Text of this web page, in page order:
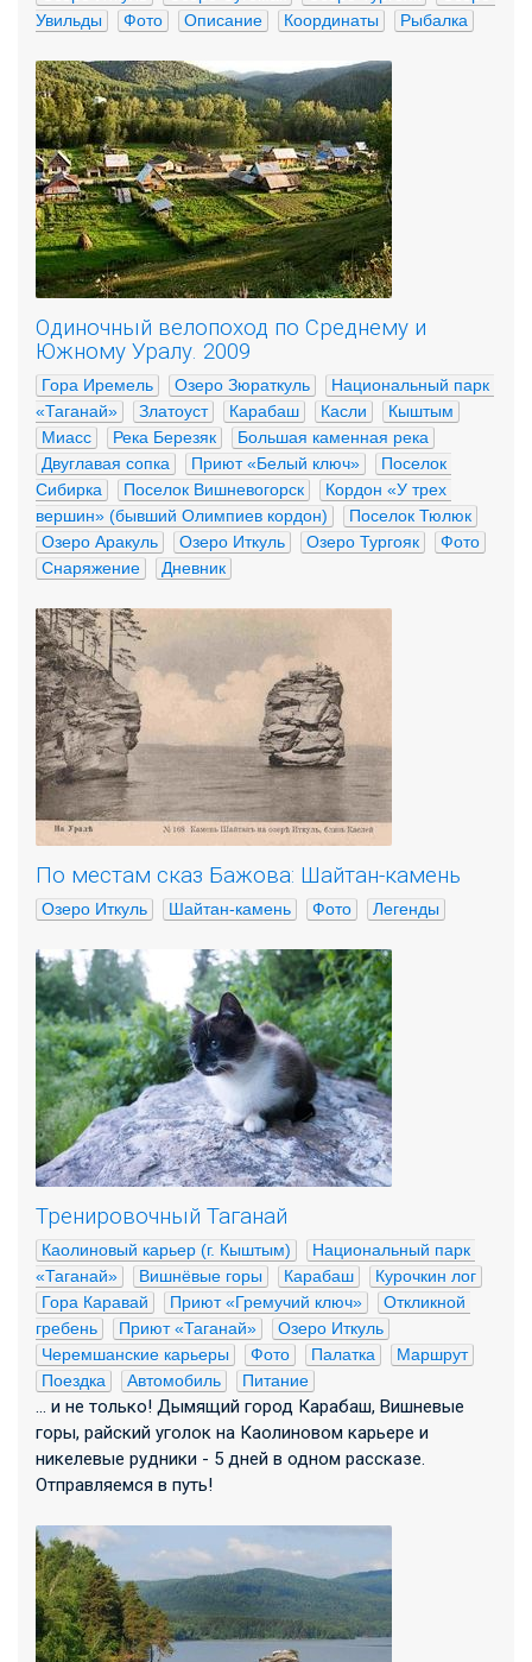
Увильды
Фото Описание Координаты Рыбалка
Одиночный велопоход по Среднему и
Южному Уралу. 2009
Гора Иремель Озеро Зюраткуль
Национальный парк
«Таганай»
Златоуст Карабаш Касли
Кыштым
Миасс
Река Березяк
Большая каменная река
Двуглавая сопка
Приют «Белый ключ»
Поселок
Сибирка
Поселок Вишневогорск
Кордон «У трех
вершин» (бывший Олимпиев кордон)
Поселок Тюлюк
Озеро Аракуль
Озеро Иткуль Озеро Тургояк
Фото
Снаряжение
Дневник
По местам сказ Бажова: Шайтан-камень
Озеро Иткуль Шайтан-камень Фото Легенды
Тренировочный Таганай
Каолиновый карьер (г. Кыштым)
Национальный парк
«Таганай»
Вишнёвые горы Карабаш
Курочкин лог
Гора Каравай
Приют «Гремучий ключ»
Откликной
гребень
Приют «Таганай»
Озеро Иткуль
Черемшанские карьеры
Фото Палатка
Маршрут
Поездка
Автомобиль Питание
... и не только! Дымящий город Карабаш, Вишневые
горы, райский уголок на Каолиновом карьере и
никелевые рудники - 5 дней в одном рассказе.
Отправляемся в путь!